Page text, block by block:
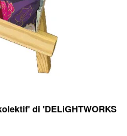
di 'DELiGHTWORKS